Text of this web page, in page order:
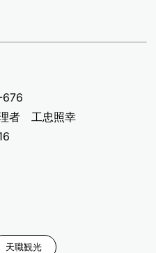
676
者 工忠照幸
天職観光